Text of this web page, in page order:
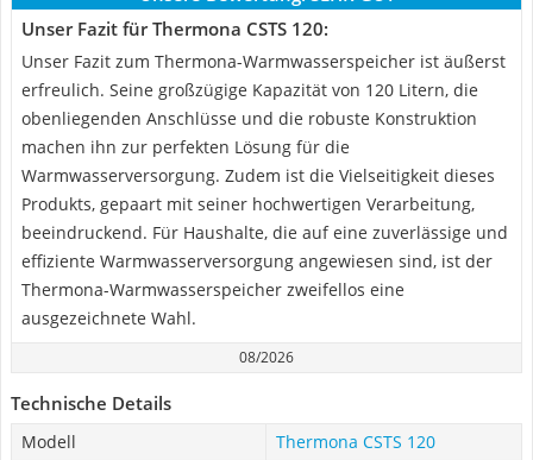
Unser Fazit für Thermona ‎CSTS 120:
Unser Fazit zum Thermona-Warmwasserspeicher ist äußerst
erfreulich. Seine großzügige Kapazität von 120 Litern, die
obenliegenden Anschlüsse und die robuste Konstruktion
machen ihn zur perfekten Lösung für die
Warmwasserversorgung. Zudem ist die Vielseitigkeit dieses
Produkts, gepaart mit seiner hochwertigen Verarbeitung,
beeindruckend. Für Haushalte, die auf eine zuverlässige und
effiziente Warmwasserversorgung angewiesen sind, ist der
Thermona-Warmwasserspeicher zweifellos eine
ausgezeichnete Wahl.
08/2026
Technische Details
Modell
Thermona ‎CSTS 120